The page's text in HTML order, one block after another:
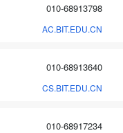
010-68913798
AC.BIT.EDU.CN
010-68913640
CS.BIT.EDU.CN
010-68917234